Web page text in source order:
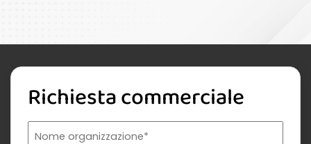
Richiesta commerciale
Nome organizzazione
Nome referente
Cognome referente
Tipologia di organizzazione
Prodotto di interesse
Indirizzo email istituzionale*
Telefono istituzionale
Messaggio